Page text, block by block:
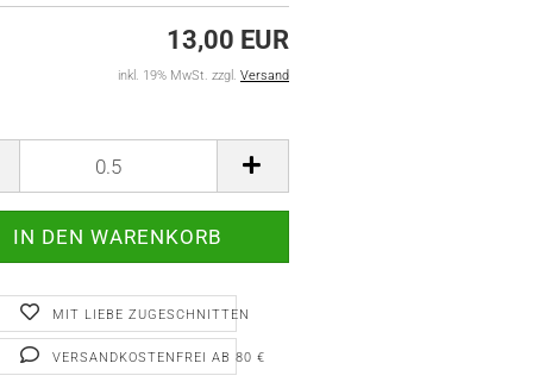
13,00 EUR
inkl. 19% MwSt. zzgl. Versand
MIT LIEBE ZUGESCHNITTEN
VERSANDKOSTENFREI AB 80 €